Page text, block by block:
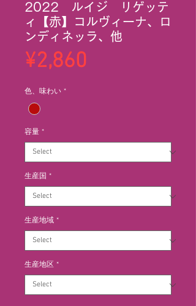
2022 ルイジ リゲッテ
ィ【赤】コルヴィーナ、ロ
ンディネッラ、他
¥2,860
色、味わい *
容量 *
生産国 *
生産地域 *
生産地区 *